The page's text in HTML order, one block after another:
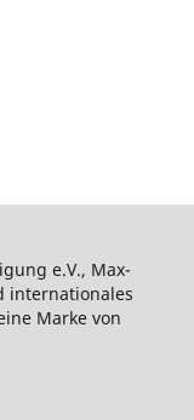
e.V., Max-
internationales
Marke von